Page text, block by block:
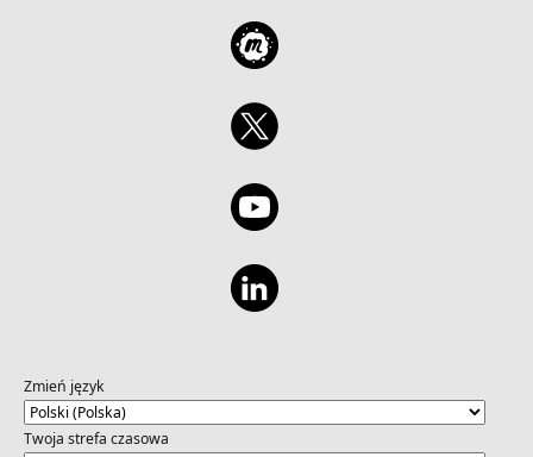
Zmień język
Twoja strefa czasowa